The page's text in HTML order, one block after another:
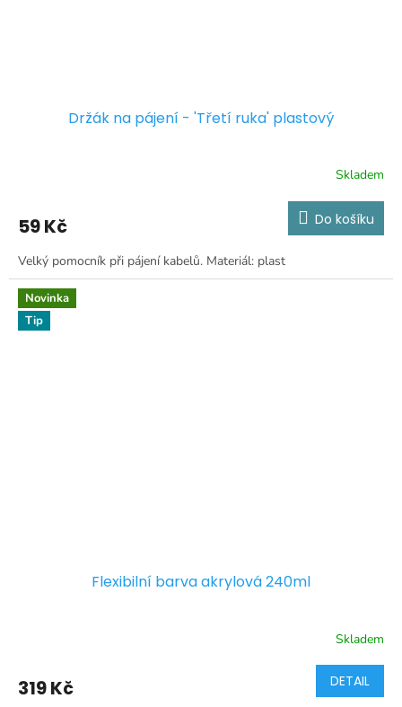
Držák na pájení - 'Třetí ruka' plastový
Skladem
59 Kč Do košíku
Velký pomocník při pájení kabelů. Materiál: plast
Novinka
Tip
Flexibilní barva akrylová 240ml
Skladem
319 Kč DETAIL